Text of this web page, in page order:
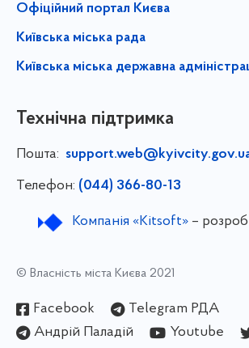
Офіційний портал Києва
Київська міська рада
Київська міська державна
Технічна підтримка
Пошта:
Телефон: (044) 366-80-13
Компанія «Kitsoft»–
© Власність міста Києва 2021
Facebook
Telegram РДА
Андрій Паладій
Youtube